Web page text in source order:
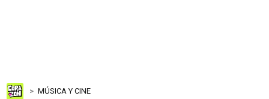
MÚSICA Y CINE